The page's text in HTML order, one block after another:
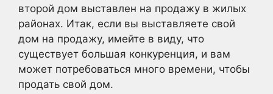
второй дом выставлен на продажу в жилых
районах. Итак, если вы выставляете свой
дом на продажу, имейте в виду, что
существует большая конкуренция, и вам
может потребоваться много времени, чтобы
продать свой дом.